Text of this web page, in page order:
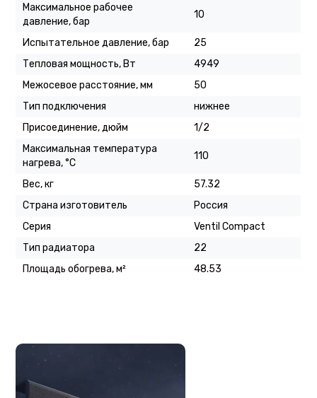
Максимальное рабочее
давление, бар
10
Испытательное давление, бар
25
Тепловая мощность, Вт
4949
Межосевое расстояние, мм
50
Тип подключения
нижнее
Присоединение, дюйм
1/2
Максимальная температура
нагрева, °C
110
Вес, кг
57.32
Страна изготовитель
Россия
Серия
Ventil Compact
Тип радиатора
22
Площадь обогрева, м²
48.53